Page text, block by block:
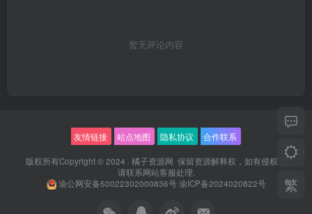
暂无评论内容
友情链接 站点地图 隐私协议 合作联系
版权所有Copyright © 2024 · 橘子资源网 保留资源解释权，如有侵权，
请联系网站客服处理.
渝公网安备50022302000836号 渝ICP备2024020822号 繁